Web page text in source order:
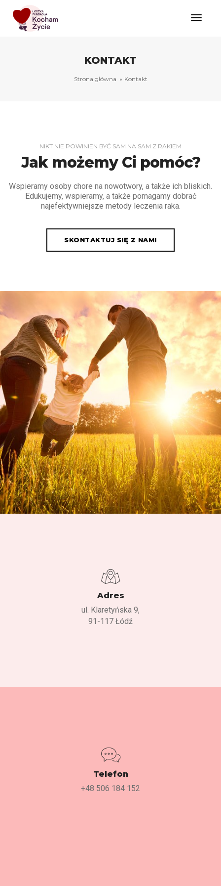
KONTAKT
Strona główna Kontakt
NIKT NIE POWINIEN BYĆ SAM NA SAM Z RAKIEM
Jak możemy Ci pomóc?
Wspieramy osoby chore na nowotwory, a także ich bliskich.
Edukujemy, wspieramy, a także pomagamy dobrać
najefektywniejsze metody leczenia raka.
SKONTAKTUJ SIĘ Z NAMI
Adres
ul. Klaretyńska 9,
91-117 Łódź
Telefon
+48 506 184 152